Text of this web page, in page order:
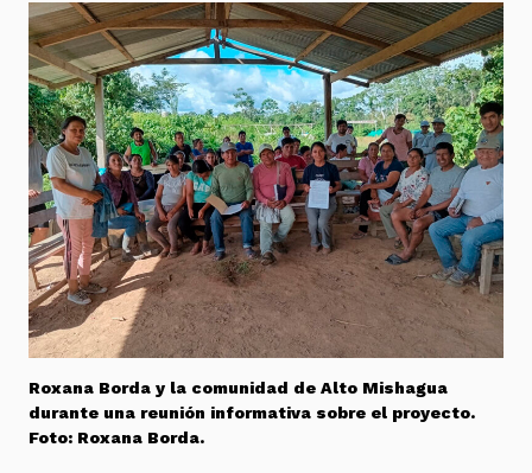
Roxana Borda y la comunidad de Alto Mishagua
durante una reunión informativa sobre el proyecto.
Foto: Roxana Borda.